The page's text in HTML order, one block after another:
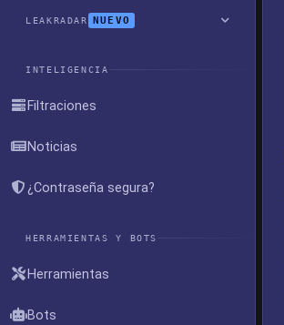
LEAKRADAR NUEVO
INTELIGENCIA
Filtraciones
Noticias
¿Contraseña segura?
HERRAMIENTAS Y BOTS
Herramientas
Bots